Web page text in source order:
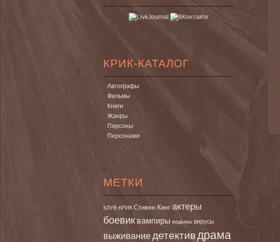
КРИК-КАТАЛОГ
Автографы
Фильмы
Книги
Жанры
Персоны
Персонажи
МЕТКИ
КЛУБ-КРИК Стивен Кинг актеры
боевик вампиры ведьмы вирусы
выживаниедетективдрама